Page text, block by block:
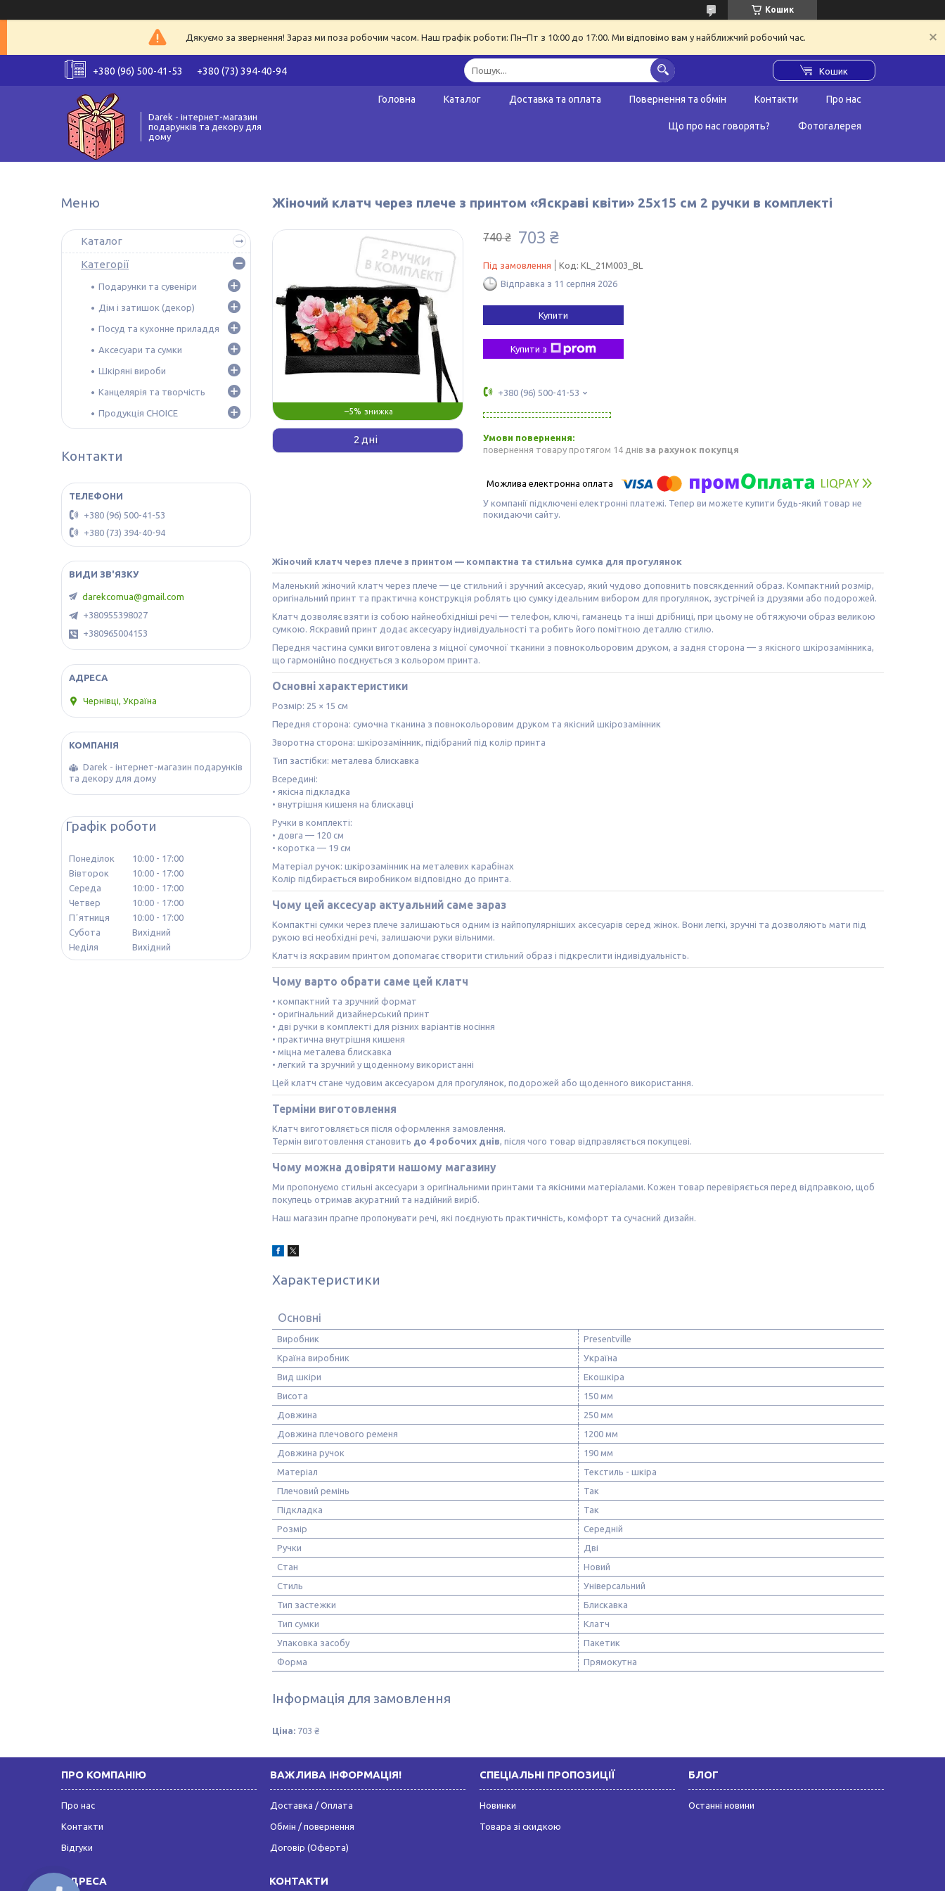
Кошик
Дякуємо за звернення! Зараз ми поза робочим часом. Наш графік роботи: Пн–Пт з 10:00 до 17:00. Ми відповімо вам у найближчий робочий час.
+380 (96) 500-41-53 +380 (73) 394-40-94 Кошик
Darek - інтернет-магазин
подарунків та декору для
дому
Головна Каталог Доставка та оплата Повернення та обмін Контакти Про нас
Що про нас говорять? Фотогалерея
Жіночий клатч через плече з принтом «Яскраві квіти» 25х15 см 2 ручки в комплекті
–5%
2 дні
740 ₴ 703 ₴
Під замовлення Код: KL_21M003_BL
Відправка з 11 серпня 2026
Купити
Купити з
+380 (96) 500-41-53
повернення товару протягом 14 днів за рахунок покупця
У компанії підключені електронні платежі. Тепер ви можете купити будь-який товар не
покидаючи сайту.
Жіночий клатч через плече з принтом — компактна та стильна сумка для прогулянок
Маленький жіночий клатч через плече — це стильний і зручний аксесуар, який чудово доповнить повсякденний образ. Компактний розмір,
оригінальний принт та практична конструкція роблять цю сумку ідеальним вибором для прогулянок, зустрічей із друзями або подорожей.
Клатч дозволяє взяти із собою найнеобхідніші речі — телефон, ключі, гаманець та інші дрібниці, при цьому не обтяжуючи образ великою
сумкою. Яскравий принт додає аксесуару індивідуальності та робить його помітною деталлю стилю.
Передня частина сумки виготовлена з міцної сумочної тканини з повнокольоровим друком, а задня сторона — з якісного шкірозамінника,
що гармонійно поєднується з кольором принта.
Основні характеристики
Розмір: 25 × 15 см
Передня сторона: сумочна тканина з повнокольоровим друком та якісний шкірозамінник
Зворотна сторона: шкірозамінник, підібраний під колір принта
Тип застібки: металева блискавка
Всередині:
• якісна підкладка
• внутрішня кишеня на блискавці
Ручки в комплекті:
• довга — 120 см
• коротка — 19 см
Матеріал ручок: шкірозамінник на металевих карабінах
Колір підбирається виробником відповідно до принта.
Чому цей аксесуар актуальний саме зараз
Компактні сумки через плече залишаються одним із найпопулярніших аксесуарів серед жінок. Вони легкі, зручні та дозволяють мати під
рукою всі необхідні речі, залишаючи руки вільними.
Клатч із яскравим принтом допомагає створити стильний образ і підкреслити індивідуальність.
Чому варто обрати саме цей клатч
• компактний та зручний формат
• оригінальний дизайнерський принт
• дві ручки в комплекті для різних варіантів носіння
• практична внутрішня кишеня
• міцна металева блискавка
• легкий та зручний у щоденному використанні
Цей клатч стане чудовим аксесуаром для прогулянок, подорожей або щоденного використання.
Терміни виготовлення
Клатч виготовляється після оформлення замовлення.
Термін виготовлення становить до 4 робочих днів , після чого товар відправляється покупцеві.
Чому можна довіряти нашому магазину
Ми пропонуємо стильні аксесуари з оригінальними принтами та якісними матеріалами. Кожен товар перевіряється перед відправкою, щоб
покупець отримав акуратний та надійний виріб.
Наш магазин прагне пропонувати речі, які поєднують практичність, комфорт та сучасний дизайн.
Характеристики
Основні
Виробник
Presentville
Країна виробник
Україна
Вид шкіри
Екошкіра
Висота
150 мм
Довжина
250 мм
Довжина плечового ременя
1200 мм
Довжина ручок
190 мм
Матеріал
Текстиль - шкіра
Плечовий ремінь
Так
Підкладка
Так
Розмір
Середній
Ручки
Дві
Стан
Новий
Стиль
Універсальний
Тип застежки
Блискавка
Тип сумки
Клатч
Упаковка засобу
Пакетик
Форма
Прямокутна
Інформація для замовлення
Ціна: 703 ₴
Каталог
Категорії
Подарунки та сувеніри
Дім і затишок (декор)
Посуд та кухонне приладдя
Аксесуари та сумки
Шкіряні вироби
Канцелярія та творчість
Продукція CHOICE
Контакти
+380 (96) 500-41-53
+380 (73) 394-40-94
darekcomua@gmail.com
+380955398027
+380965004153
Чернівці, Україна
Darek - інтернет-магазин подарунків
та декору для дому
Графік роботи
Понеділок 10:00
17:00
Вівторок
10:00
17:00
Середа
10:00
17:00
Четвер
10:00
17:00
Пʼятниця
10:00
17:00
Субота
Вихідний
Неділя
Вихідний
ПРО КОМПАНІЮ
Про нас
Контакти
Відгуки
ВАЖЛИВА ІНФОРМАЦІЯ!
Доставка / Оплата
Обмін / повернення
Договір (Оферта)
СПЕЦІАЛЬНІ ПРОПОЗИЦІЇ
Новинки
Товара зі скидкою
БЛОГ
Останні новини